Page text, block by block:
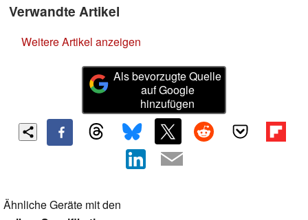
Verwandte Artikel
Weitere Artikel anzeigen
Als bevorzugte Quelle
auf Google
hinzufügen
Ähnliche Geräte mit den